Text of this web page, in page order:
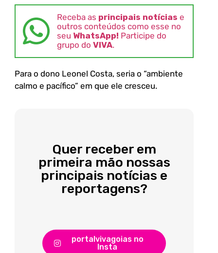
Receba as principais notícias e
outros conteúdos como esse no
seu WhatsApp! Participe do
grupo do VIVA.
Para o dono Leonel Costa, seria o “ambiente
calmo e pacífico” em que ele cresceu.
Quer receber em
primeira mão nossas
principais notícias e
reportagens?
portalvivagoias no
Insta